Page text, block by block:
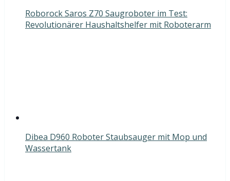
Roborock Saros Z70 Saugroboter im Test:
Revolutionärer Haushaltshelfer mit Roboterarm
Dibea D960 Roboter Staubsauger mit Mop und
Wassertank